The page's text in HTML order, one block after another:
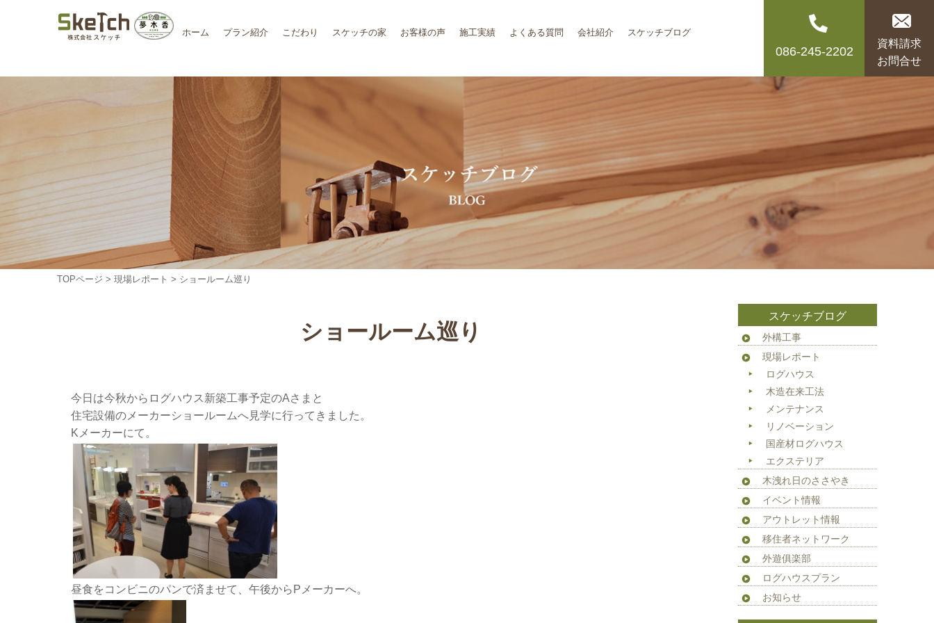
ホーム プラン紹介 こだわり スケッチの家 お客様の声 施工実績 よくある質問 会社紹介 スケッチブログ
086-245-2202
資料請求
お問合せ
TOPページ > 現場レポート > ショールーム巡り
ショールーム巡り
今日は今秋からログハウス新築工事予定のAさまと
住宅設備のメーカーショールームへ見学に行ってきました。
Kメーカーにて。
昼食をコンビニのパンで済ませて、午後からPメーカーへ。
スケッチブログ
外構工事
現場レポート
ログハウス
木造在来工法
メンテナンス
リノベーション
国産材ログハウス
エクステリア
木洩れ日のささやき
イベント情報
アウトレット情報
移住者ネットワーク
外遊俱楽部
ログハウスプラン
お知らせ